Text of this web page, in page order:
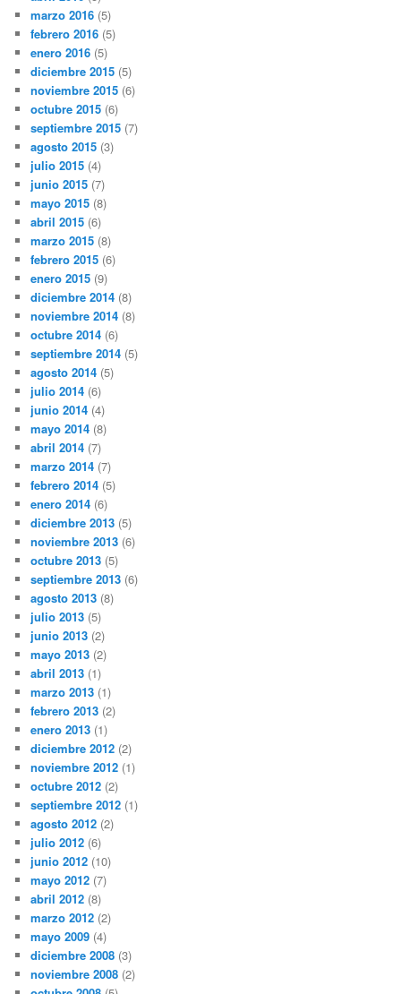
marzo 2016 (5)
febrero 2016 (5)
enero 2016 (5)
diciembre 2015 (5)
noviembre 2015 (6)
octubre 2015 (6)
septiembre 2015 (7)
agosto 2015 (3)
julio 2015 (4)
junio 2015 (7)
mayo 2015 (8)
abril 2015 (6)
marzo 2015 (8)
febrero 2015 (6)
enero 2015 (9)
diciembre 2014 (8)
noviembre 2014 (8)
octubre 2014 (6)
septiembre 2014 (5)
agosto 2014 (5)
julio 2014 (6)
junio 2014 (4)
mayo 2014 (8)
abril 2014 (7)
marzo 2014 (7)
febrero 2014 (5)
enero 2014 (6)
diciembre 2013 (5)
noviembre 2013 (6)
octubre 2013 (5)
septiembre 2013 (6)
agosto 2013 (8)
julio 2013 (5)
junio 2013 (2)
mayo 2013 (2)
abril 2013 (1)
marzo 2013 (1)
febrero 2013 (2)
enero 2013 (1)
diciembre 2012 (2)
noviembre 2012 (1)
octubre 2012 (2)
septiembre 2012 (1)
agosto 2012 (2)
julio 2012 (6)
junio 2012 (10)
mayo 2012 (7)
abril 2012 (8)
marzo 2012 (2)
mayo 2009 (4)
diciembre 2008 (3)
noviembre 2008 (2)